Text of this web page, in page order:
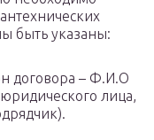
быть указаны:
договора – Ф.И.О
лица,